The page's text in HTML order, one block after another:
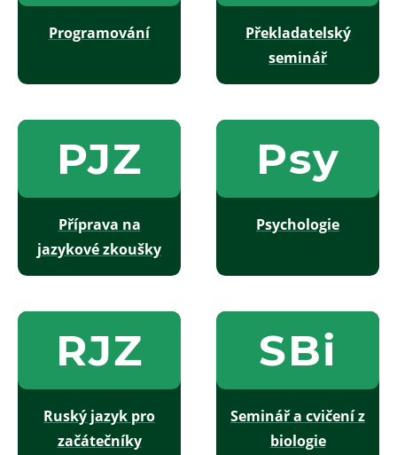
Programování
Překladatelský
seminář
PJZ
Příprava na
jazykové zkoušky
Psy
Psychologie
RJZ
Ruský jazyk pro
začátečníky
SBi
Seminář a cvičení z
biologie